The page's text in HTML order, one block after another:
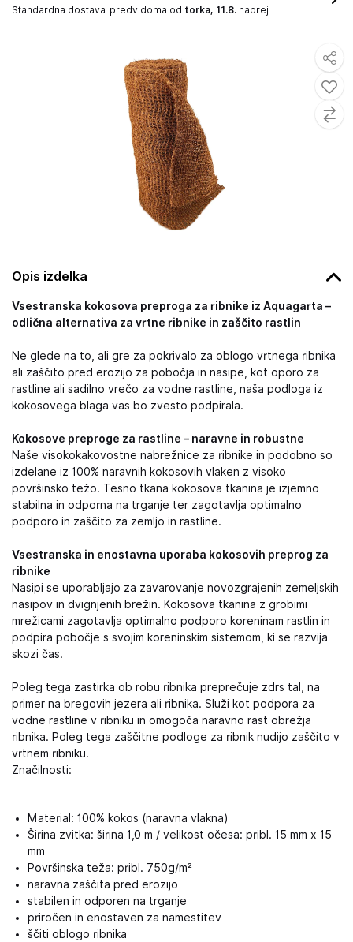
Opis izdelka
Vsestranska kokosova preproga za ribnike iz Aquagarta –
odlična alternativa za vrtne ribnike in zaščito rastlin
Ne glede na to, ali gre za pokrivalo za oblogo vrtnega ribnika
ali zaščito pred erozijo za pobočja in nasipe, kot oporo za
rastline ali sadilno vrečo za vodne rastline, naša podloga iz
kokosovega blaga vas bo zvesto podpirala.
Kokosove preproge za rastline – naravne in robustne
Naše visokokakovostne nabrežnice za ribnike in podobno so
izdelane iz 100% naravnih kokosovih vlaken z visoko
površinsko težo. Tesno tkana kokosova tkanina je izjemno
stabilna in odporna na trganje ter zagotavlja optimalno
podporo in zaščito za zemljo in rastline.
Vsestranska in enostavna uporaba kokosovih preprog za
ribnike
Nasipi se uporabljajo za zavarovanje novozgrajenih zemeljskih
nasipov in dvignjenih brežin. Kokosova tkanina z grobimi
mrežicami zagotavlja optimalno podporo koreninam rastlin in
podpira pobočje s svojim koreninskim sistemom, ki se razvija
skozi čas.
Poleg tega zastirka ob robu ribnika preprečuje zdrs tal, na
primer na bregovih jezera ali ribnika. Služi kot podpora za
vodne rastline v ribniku in omogoča naravno rast obrežja
ribnika. Poleg tega zaščitne podloge za ribnik nudijo zaščito v
vrtnem ribniku.
Značilnosti:
Material: 100% kokos (naravna vlakna)
Širina zvitka: širina 1,0 m / velikost očesa: pribl. 15 mm x 15
mm
Površinska teža: pribl. 750g/m²
naravna zaščita pred erozijo
stabilen in odporen na trganje
priročen in enostaven za namestitev
ščiti oblogo ribnika
Standardna dostava predvidoma od torka, 11.8. naprej